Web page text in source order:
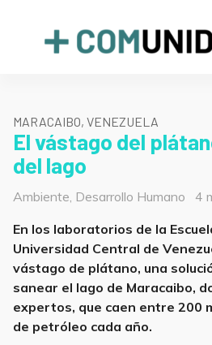
+COMUNIDAD
MARACAIBO, VENEZUELA
El vástago del
del lago
Categorías
Ambiente, Desarrollo Humano
4
En los laboratorios de la
Universidad Central de
vástago de plátano, una
sanear el lago de Maracaibo,
expertos, que caen entre 200
de petróleo cada año.